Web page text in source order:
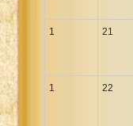
1 21
1 22